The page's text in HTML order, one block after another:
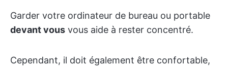
Garder votre ordinateur de bureau ou portable
devant vous vous aide à rester concentré.
Cependant, il doit également être confortable,